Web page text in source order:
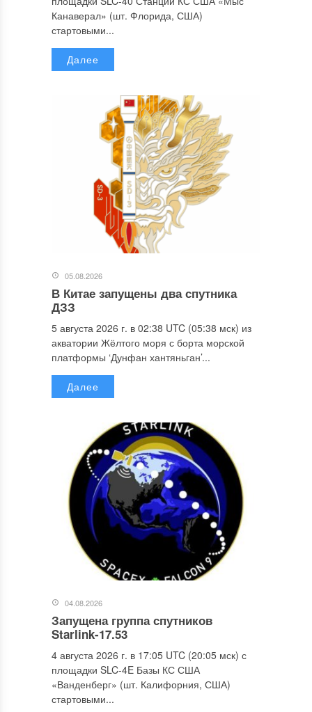
Канаверал» (шт. Флорида, США)
стартовыми...
Далее
05.08.2026
В Китае запущены два спутника
ДЗЗ
5 августа 2026 г. в 02:38 UTC (05:38 мск) из
акватории Жёлтого моря с борта морской
платформы ‘Дунфан хантяньган’...
Далее
04.08.2026
Запущена группа спутников
Starlink-17.53
4 августа 2026 г. в 17:05 UTC (20:05 мск) с
площадки SLC-4E Базы КС США
«Ванденберг» (шт. Калифорния, США)
стартовыми...